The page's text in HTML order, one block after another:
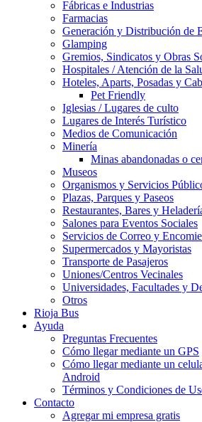
Fábricas e Industrias
Farmacias
Generación y Distribución de
Glamping
Gremios, Sindicatos y Obras
Hospitales / Atención de la
Hoteles, Aparts, Posadas y
Pet Friendly
Iglesias / Lugares de culto
Lugares de Interés Turístico
Medios de Comunicación
Minería
Minas abandonadas o
Museos
Organismos y Servicios
Plazas, Parques y Paseos
Restaurantes, Bares y
Salones para Eventos Sociales
Servicios de Correo y
Supermercados y Mayoristas
Transporte de Pasajeros
Uniones/Centros Vecinales
Universidades, Facultades y
Otros
Rioja Bus
Ayuda
Preguntas Frecuentes
Cómo llegar mediante un GPS
Cómo llegar mediante un
Android
Términos y Condiciones de
Contacto
Agregar mi empresa gratis